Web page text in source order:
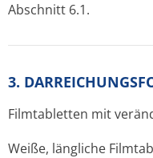
Abschnitt 6.1.
3.
Filmtabletten mit
Weiße, längliche